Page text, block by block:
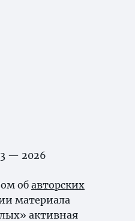
— 2026
об авторских
материала
активная